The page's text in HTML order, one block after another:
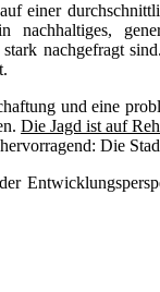
einer
nachgefragt
und eine
Die Jagd ist auf
Die